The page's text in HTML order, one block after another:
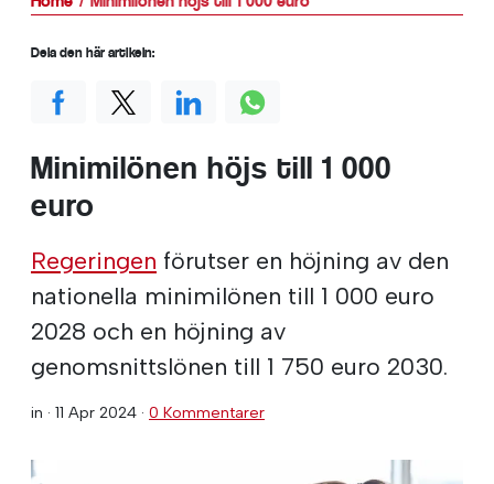
Minimilönen höjs till 1 000
euro
Regeringen förutser en höjning av den
nationella minimilönen till 1 000 euro
2028 och en höjning av
genomsnittslönen till 1 750 euro 2030.
in · 11 Apr 2024 · 0 Kommentarer
Dela den här artikeln: